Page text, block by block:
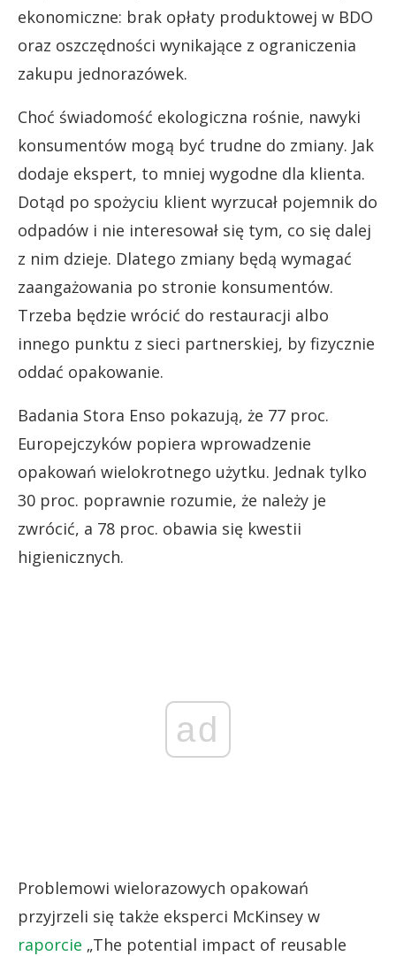
ekonomiczne: brak opłaty produktowej w BDO
oraz oszczędności wynikające z ograniczenia
zakupu jednorazówek.
Choć świadomość ekologiczna rośnie, nawyki
konsumentów mogą być trudne do zmiany. Jak
dodaje ekspert, to mniej wygodne dla klienta.
Dotąd po spożyciu klient wyrzucał pojemnik do
odpadów i nie interesował się tym, co się dalej
z nim dzieje. Dlatego zmiany będą wymagać
zaangażowania po stronie konsumentów.
Trzeba będzie wrócić do restauracji albo
innego punktu z sieci partnerskiej, by fizycznie
oddać opakowanie.
Badania Stora Enso pokazują, że 77 proc.
Europejczyków popiera wprowadzenie
opakowań wielokrotnego użytku. Jednak tylko
30 proc. poprawnie rozumie, że należy je
zwrócić, a 78 proc. obawia się kwestii
higienicznych.
ad
Problemowi wielorazowych opakowań
przyjrzeli się także eksperci McKinsey w
raporcie „The potential impact of reusable